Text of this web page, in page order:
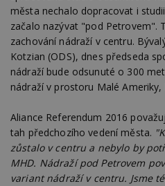
města nechalo dopracovat i
začalo nazývat "pod Petrovem".
zachování nádraží v centru.
Kotzian (ODS), dnes předseda
nádraží bude odsunuté o 300
nádraží v prostoru Malé
Aliance Referendum 2016
tah předchozího vedení města.
zůstalo v centru a nebylo by
MHD. Nádraží pod Petrovem
variant nádraží v centru. Jsme